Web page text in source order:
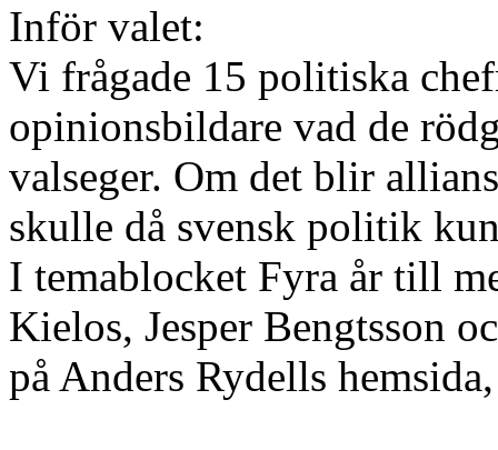
Inför valet:
Vi frågade 15 politiska
opinionsbildare vad de
valseger. Om det blir
skulle då svensk politik
I temablocket Fyra år till
Kielos, Jesper Bengtsson
på Anders Rydells